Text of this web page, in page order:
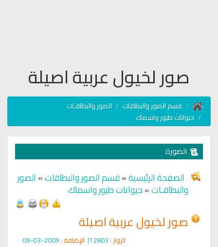
صور لخيول عربية اصيلة
قسم الصور والبطاقات
الصور والبطاقـات
حيوانات طيور واسماك
الصورة
الصفحة الرئيسية»قسم الصور والبطاقات»الصور
والبطاقـات»حيوانات طيور واسماك
صور لخيول عربية اصيلة
الزوار : الإضافة :